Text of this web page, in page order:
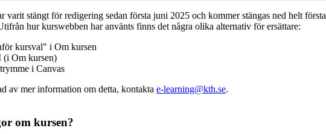
varit stängt för redigering sedan första juni 2025 och kommer stängas ned helt första
hur kurswebben har använts finns det några olika alternativ för ersättare:
kursval" i Om kursen
(i Om kursen)
i Canvas
av mer information om detta, kontakta e-learning@kth.se.
om kursen?